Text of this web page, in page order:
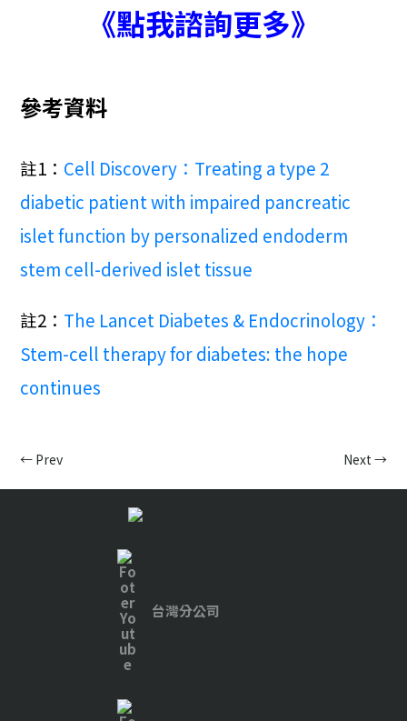
《點我諮詢更多》
參考資料
註1： Cell Discovery：Treating a type 2
diabetic patient with impaired pancreatic
islet function by personalized endoderm
stem cell-derived islet tissue
註2： The Lancet Diabetes & Endocrinology：
Stem-cell therapy for diabetes: the hope
continues
← Prev Next →
台灣分公司